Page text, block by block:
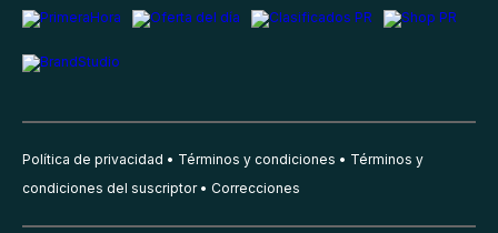
Política de privacidad Términos y condiciones
Términos y
condiciones del suscriptor
Correcciones